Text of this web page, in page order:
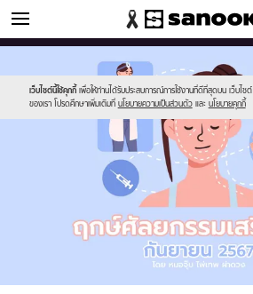
ดูดวง
เว็บไซต์นี้ใช้คุกกี้ เพื่อให้ท่านได้รับประสบการณ์การใช้งานที่ดีที่สุดบน เว็บไซต์
ของเรา โปรดศึกษาเพิ่มเติมที่ นโยบายความเป็นส่วนตัว และ นโยบายคุกกี้
new-
sanook.png